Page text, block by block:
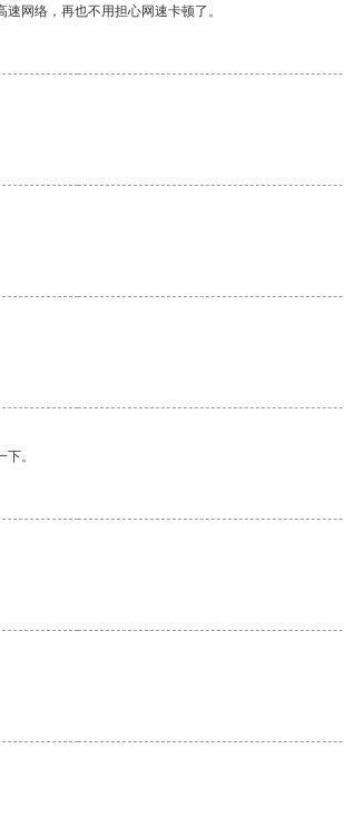
网络，再也不用担心网速卡顿了。
。